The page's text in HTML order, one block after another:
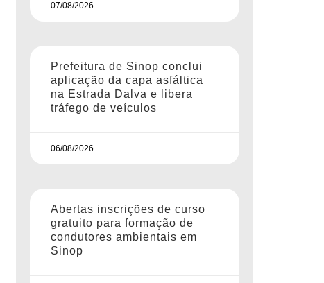
07/08/2026
Prefeitura de Sinop conclui
aplicação da capa asfáltica
na Estrada Dalva e libera
tráfego de veículos
06/08/2026
Abertas inscrições de curso
gratuito para formação de
condutores ambientais em
Sinop